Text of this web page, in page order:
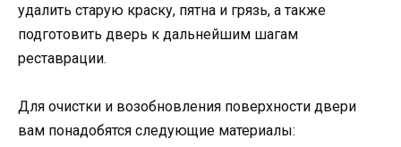
удалить старую краску, пятна и грязь, а также
подготовить дверь к дальнейшим шагам
реставрации.
Для очистки и возобновления поверхности двери
вам понадобятся следующие материалы: